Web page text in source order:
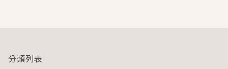
分類列表